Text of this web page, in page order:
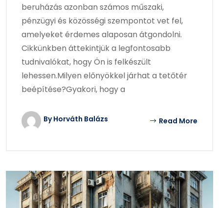
beruházás azonban számos műszaki,
pénzügyi és közösségi szempontot vet fel,
amelyeket érdemes alaposan átgondolni.
Cikkünkben áttekintjük a legfontosabb
tudnivalókat, hogy Ön is felkészült
lehessen.Milyen előnyökkel járhat a tetőtér
beépítése?Gyakori, hogy a
By Horváth Balázs Read More